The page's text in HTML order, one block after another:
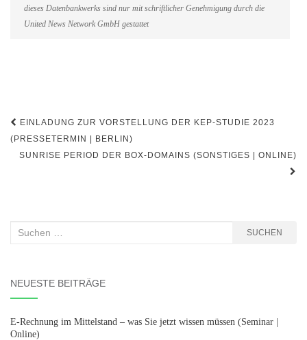
dieses Datenbankwerks sind nur mit schriftlicher Genehmigung durch die
United News Network GmbH gestattet
Beitragsnavigation
EINLADUNG ZUR VORSTELLUNG DER KEP-STUDIE 2023
(PRESSETERMIN | BERLIN)
SUNRISE PERIOD DER BOX-DOMAINS (SONSTIGES | ONLINE)
Suchen
SUCHEN
NEUESTE BEITRÄGE
E-Rechnung im Mittelstand – was Sie jetzt wissen müssen (Seminar |
Online)